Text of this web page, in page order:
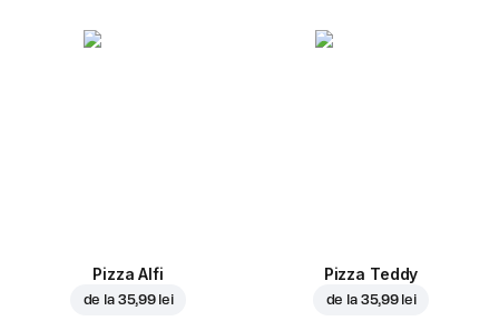
Pizza Alfi
de la 35,99 lei
Pizza Teddy
de la 35,99 lei